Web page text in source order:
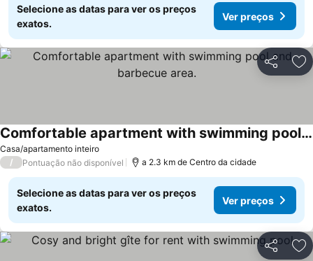
Selecione as datas para ver os preços
exatos.
Ver preços
Partilhar
Casa/apartamento inteiro
Comfortable apartment with swimming pool and barbecue area.
Ver preços
/ Pontuação não disponível a 2.3 km de Centro da cidade
Selecione as datas para ver os preços
exatos.
Ver preços
Partilhar